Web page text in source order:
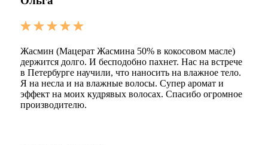
Жасмин (Мацерат Жасмина 50% в кокосовом масле)
держится долго. И бесподобно пахнет. Нас на встрече
в Петербурге научили, что наносить на влажное тело.
Я на несла и на влажные волосы. Супер аромат и
эффект на моих кудрявых волосах. Спасибо огромное
производителю.